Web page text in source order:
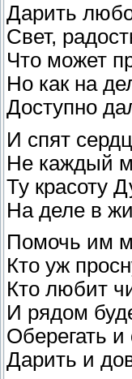
Дарить
Свет,
Что может
Но как на
Доступно
И спят
Не каждый
Ту красоту
На деле в
Помочь им
Кто уж
Кто любит
И рядом
Оберегать
Дарить и